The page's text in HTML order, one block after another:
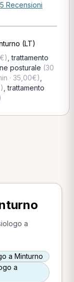
5 Recensioni
(LT)
,trattamento
posturale (30
· 35,00€)
,trattamento
a
a Minturno
a